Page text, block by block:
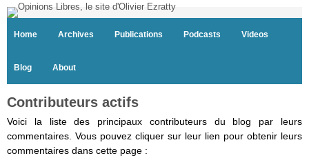
Home Archives Publications Podcasts Videos
Blog About
Contributeurs actifs
Voici la liste des principaux contributeurs du blog par leurs
commentaires. Vous pouvez cliquer sur leur lien pour obtenir leurs
commentaires dans cette page :